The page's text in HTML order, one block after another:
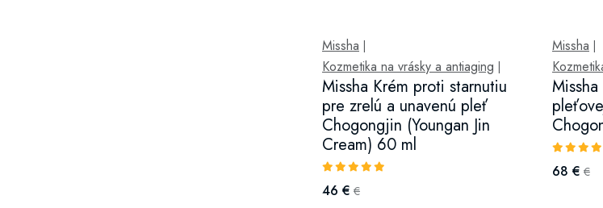
Missha
Kozmetika na vrásky a antiaging
Missha Krém proti starnutiu
pre zrelú a unavenú pleť
Chogongjin (Youngan Jin
Cream) 60 ml
46 € €
Missha
68 € €